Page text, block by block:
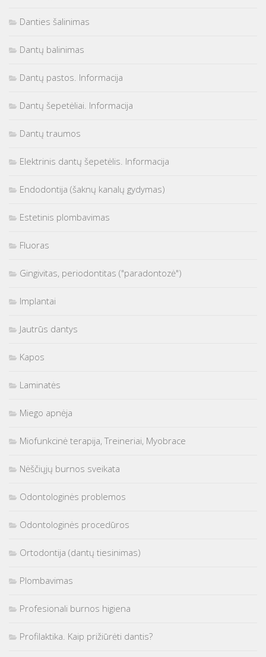
Danties šalinimas
Dantų balinimas
Dantų pastos. Informacija
Dantų šepetėliai. Informacija
Dantų traumos
Elektrinis dantų šepetėlis. Informacija
Endodontija (šaknų kanalų gydymas)
Estetinis plombavimas
Fluoras
Gingivitas, periodontitas ("paradontozė")
Implantai
Jautrūs dantys
Kapos
Laminatės
Miego apnėja
Miofunkcinė terapija, Treineriai, Myobrace
Nėščiųjų burnos sveikata
Odontologinės problemos
Odontologinės procedūros
Ortodontija (dantų tiesinimas)
Plombavimas
Profesionali burnos higiena
Profilaktika. Kaip prižiūrėti dantis?